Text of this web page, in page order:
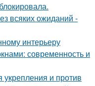
всяких ожиданий -
интерьеру
современность и
укрепления и против